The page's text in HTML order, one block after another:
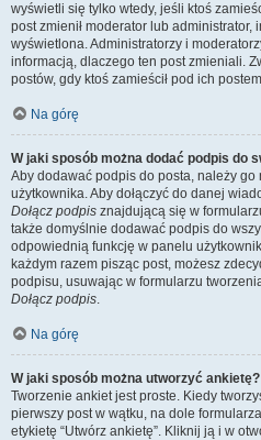
wyświetli się tylko wtedy, jeśli ktoś
post zmienił moderator lub administrator,
wyświetlona. Administratorzy i
informacją, dlaczego ten post zmieniali.
postów, gdy ktoś zamieścił pod ich
Na górę
W jaki sposób można dodać podpis do
Aby dodawać podpis do posta, należy
użytkownika. Aby dołączyć do danej
Dołącz podpis znajdującą się w
także domyślnie dodawać podpis do
odpowiednią funkcję w panelu
każdym razem pisząc post, możesz
podpisu, usuwając w formularzu
Dołącz podpis.
Na górę
W jaki sposób można utworzyć ankietę?
Tworzenie ankiet jest proste. Kiedy
pierwszy post w wątku, na dole
etykietę “Utwórz ankietę”. Kliknij ją i w